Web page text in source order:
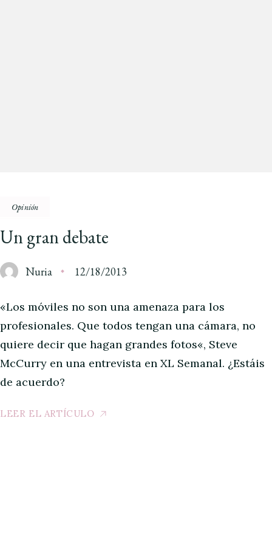
Opinión
Un gran debate
Nuria 12/18/2013
«Los móviles no son una amenaza para los
profesionales. Que todos tengan una cámara, no
quiere decir que hagan grandes fotos«, Steve
McCurry en una entrevista en XL Semanal. ¿Estáis
de acuerdo?
LEER EL ARTÍCULO